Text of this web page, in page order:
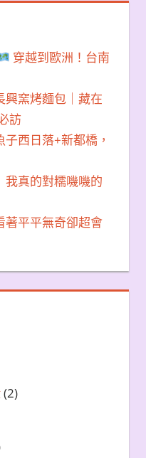
穿越到歐洲！台南
興窯烤麵包｜藏在
訪
子西日落+新都橋，
我真的對糯嘰嘰的
著平平無奇卻超會
(2)